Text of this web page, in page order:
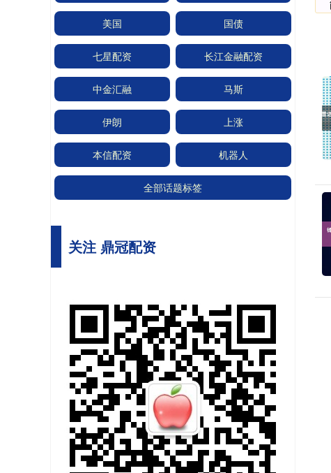
美国 国债
七星配资 长江金融配资
中金汇融 马斯
伊朗 上涨
本信配资 机器人
全部话题标签
关注 鼎冠配资